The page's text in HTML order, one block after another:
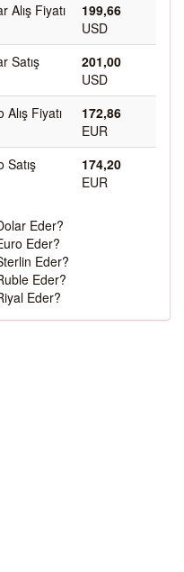
Alış Fiyatı
199,66
USD
Satış
201,00
USD
Fiyatı
172,86
EUR
Satış
174,20
EUR
Eder?
Eder?
Eder?
Eder?
Eder?